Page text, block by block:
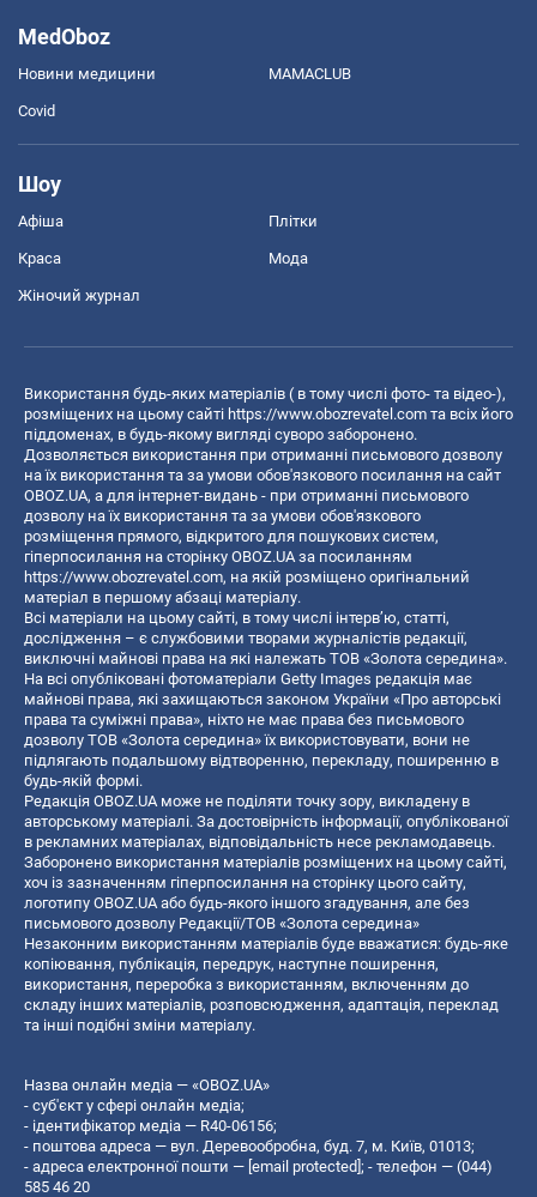
MedOboz
Новини медицини MAMACLUB
Covid
Шоу
Афіша Плітки
Краса Мода
Жіночий журнал
Використання будь-яких матеріалів ( в тому числі фото- та відео-),
розміщених на цьому сайті https://www.obozrevatel.com та всіх його
піддоменах, в будь-якому вигляді суворо заборонено.
Дозволяється використання при отриманні письмового дозволу
на їх використання та за умови обов'язкового посилання на сайт
OBOZ.UA, а для інтернет-видань - при отриманні письмового
дозволу на їх використання та за умови обов'язкового
розміщення прямого, відкритого для пошукових систем,
гіперпосилання на сторінку OBOZ.UA за посиланням
https://www.obozrevatel.com, на якій розміщено оригінальний
матеріал в першому абзаці матеріалу.
Всі матеріали на цьому сайті, в тому числі інтерв’ю, статті,
дослідження – є службовими творами журналістів редакції,
виключні майнові права на які належать ТОВ «Золота середина».
На всі опубліковані фотоматеріали Getty Images редакція має
майнові права, які захищаються законом України «Про авторські
права та суміжні права», ніхто не має права без письмового
дозволу ТОВ «Золота середина» їх використовувати, вони не
підлягають подальшому відтворенню, перекладу, поширенню в
будь-якій формі.
Редакція OBOZ.UA може не поділяти точку зору, викладену в
авторському матеріалі. За достовірність інформації, опублікованої
в рекламних матеріалах, відповідальність несе рекламодавець.
Заборонено використання матеріалів розміщених на цьому сайті,
хоч із зазначенням гіперпосилання на сторінку цього сайту,
логотипу OBOZ.UA або будь-якого іншого згадування, але без
письмового дозволу Редакції/ТОВ «Золота середина»
Незаконним використанням матеріалів буде вважатися: будь-яке
копiювання, публiкацiя, передрук, наступне поширення,
використання, переробка з використанням, включенням до
складу інших матеріалів, розповсюдження, адаптація, переклад
та інші подібні зміни матеріалу.
Назва онлайн медіа — «OBOZ.UA»
- суб'єкт у сфері онлайн медіа;
- ідентифікатор медіа — R40-06156;
- поштова адреса — вул. Деревообробна, буд. 7, м. Київ, 01013;
- адреса електронної пошти — [email protected]; - телефон — (044)
585 46 20